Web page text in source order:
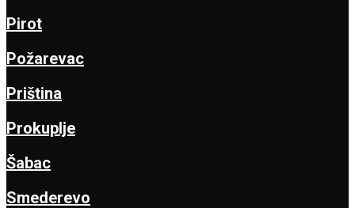
Pirot
Požarevac
Priština
Prokuplje
Šabac
Smederevo